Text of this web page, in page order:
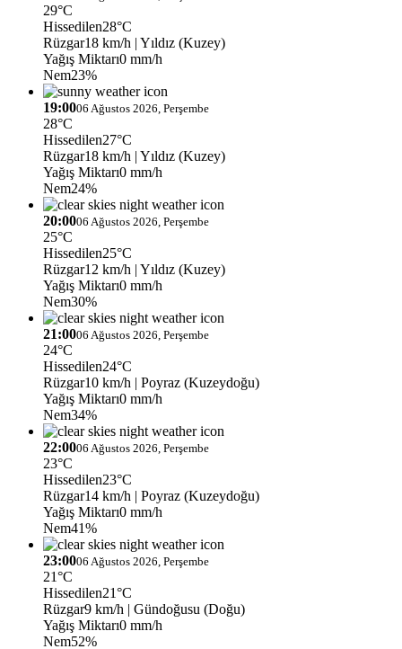
29°C
Hissedilen28°C
Rüzgar18 km/h | Yıldız (Kuzey)
Yağış Miktarı0 mm/h
Nem23%
19:0006 Ağustos 2026, Perşembe
28°C
Hissedilen27°C
Rüzgar18 km/h | Yıldız (Kuzey)
Yağış Miktarı0 mm/h
Nem24%
20:0006 Ağustos 2026, Perşembe
25°C
Hissedilen25°C
Rüzgar12 km/h | Yıldız (Kuzey)
Yağış Miktarı0 mm/h
Nem30%
21:0006 Ağustos 2026, Perşembe
24°C
Hissedilen24°C
Rüzgar10 km/h | Poyraz (Kuzeydoğu)
Yağış Miktarı0 mm/h
Nem34%
22:0006 Ağustos 2026, Perşembe
23°C
Hissedilen23°C
Rüzgar14 km/h | Poyraz (Kuzeydoğu)
Yağış Miktarı0 mm/h
Nem41%
23:0006 Ağustos 2026, Perşembe
21°C
Hissedilen21°C
Rüzgar9 km/h | Gündoğusu (Doğu)
Yağış Miktarı0 mm/h
Nem52%